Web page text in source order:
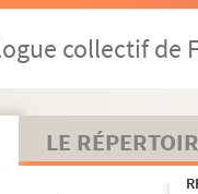
collectif de
LE
sang de Danton : pièce en
Le sang français : drame
: drame en 5 actes. 1858
: pièce en 1 acte.
Sapho : pièce en 3